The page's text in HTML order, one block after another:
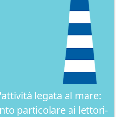
legata al mare:
particolare ai lettori-